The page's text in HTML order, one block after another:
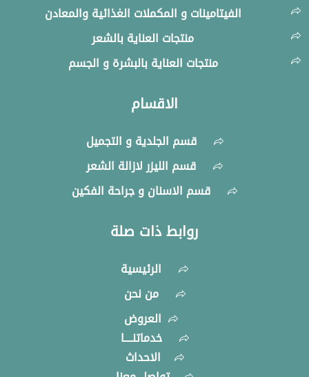
الفيتامينات و المكملات الغذائية والمعادن
منتجات العناية بالشعر
منتجات العناية بالبشرة و الجسم
الاقسام
قسم الجلدية و التجميل
قسم الليزر لازالة الشعر
قسم الاسنان و جراحة الفكين
روابط ذات صلة
الرئيسية
من نحن
العروض
خدماتنــــا
الاحداث